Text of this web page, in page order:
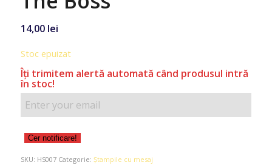
14,00 lei
Stoc epuizat
Îţi trimitem alertă automată când produsul intră
în stoc!
Cer notificare!
SKU: HS007 Categorie: Ștampile cu mesaj